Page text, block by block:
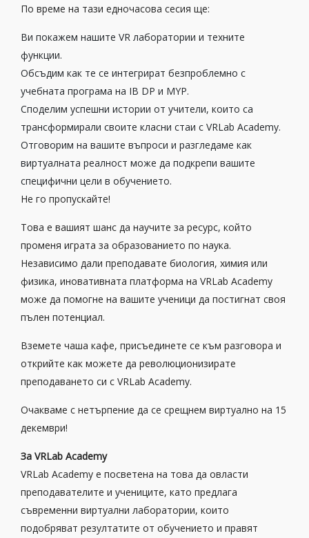
По време на тази едночасова сесия ще:
Ви покажем нашите VR лаборатории и техните
функции.
Обсъдим как те се интегрират безпроблемно с
учебната програма на IB DP и MYP.
Споделим успешни истории от учители, които са
трансформирали своите класни стаи с VRLab Academy.
Отговорим на вашите въпроси и разгледаме как
виртуалната реалност може да подкрепи вашите
специфични цели в обучението.
Не го пропускайте!
Това е вашият шанс да научите за ресурс, който
променя играта за образованието по наука.
Независимо дали преподавате биология, химия или
физика, иновативната платформа на VRLab Academy
може да помогне на вашите ученици да постигнат своя
пълен потенциал.
Вземете чаша кафе, присъединете се към разговора и
открийте как можете да революционизирате
преподаването си с VRLab Academy.
Очакваме с нетърпение да се срещнем виртуално на 15
декември!
За VRLab Academy
VRLab Academy е посветена на това да овласти
преподавателите и учениците, като предлага
съвременни виртуални лаборатории, които
подобряват резултатите от обучението и правят